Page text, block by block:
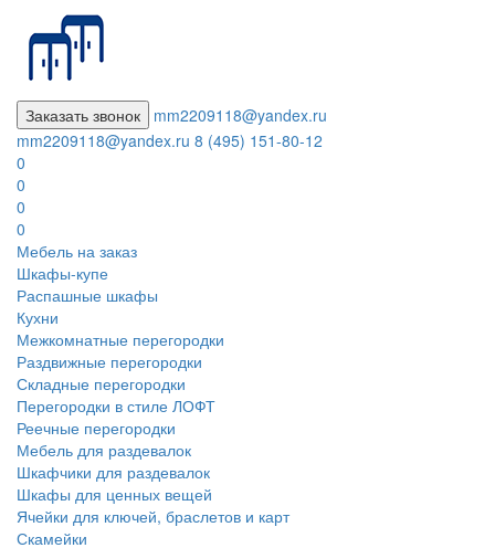
Заказать звонок
mm2209118@yandex.ru
mm2209118@yandex.ru 8 (495) 151-80-12
0
0
0
0
Мебель на заказ
Шкафы-купе
Распашные шкафы
Кухни
Межкомнатные перегородки
Раздвижные перегородки
Складные перегородки
Перегородки в стиле ЛОФТ
Реечные перегородки
Мебель для раздевалок
Шкафчики для раздевалок
Шкафы для ценных вещей
Ячейки для ключей, браслетов и карт
Скамейки